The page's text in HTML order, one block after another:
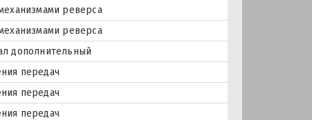
реверса
реверса
дополнительный
передач
передач
передач